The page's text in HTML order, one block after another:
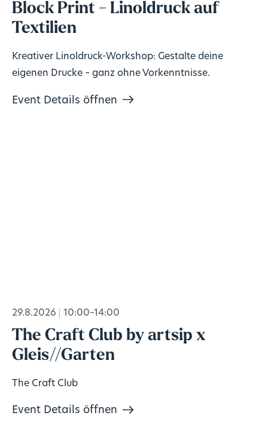
Block Print - Linoldruck auf
Textilien
Kreativer Linoldruck-Workshop: Gestalte deine
eigenen Drucke – ganz ohne Vorkenntnisse.
Event Details öffnen
29.8.2026 10:00–14:00
The Craft Club by artsip x
Gleis//Garten
The Craft Club
Event Details öffnen